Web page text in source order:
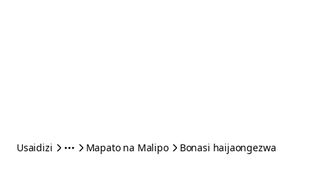
Usaidizi Mapato na Malipo Bonasi haijaongezwa